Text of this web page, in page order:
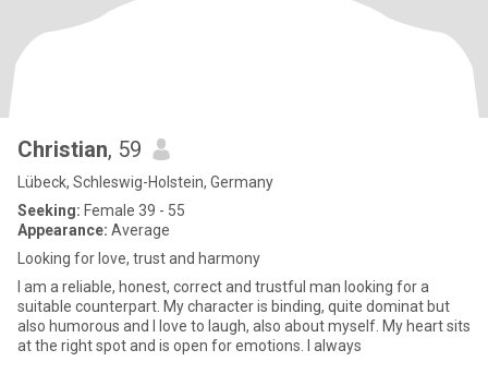
Christian, 59
Lübeck, Schleswig-Holstein, Germany
Seeking: Female 39 - 55
Appearance: Average
Looking for love, trust and harmony
I am a reliable, honest, correct and trustful man looking for a
suitable counterpart. My character is binding, quite dominat but
also humorous and I love to laugh, also about myself. My heart sits
at the right spot and is open for emotions. I always